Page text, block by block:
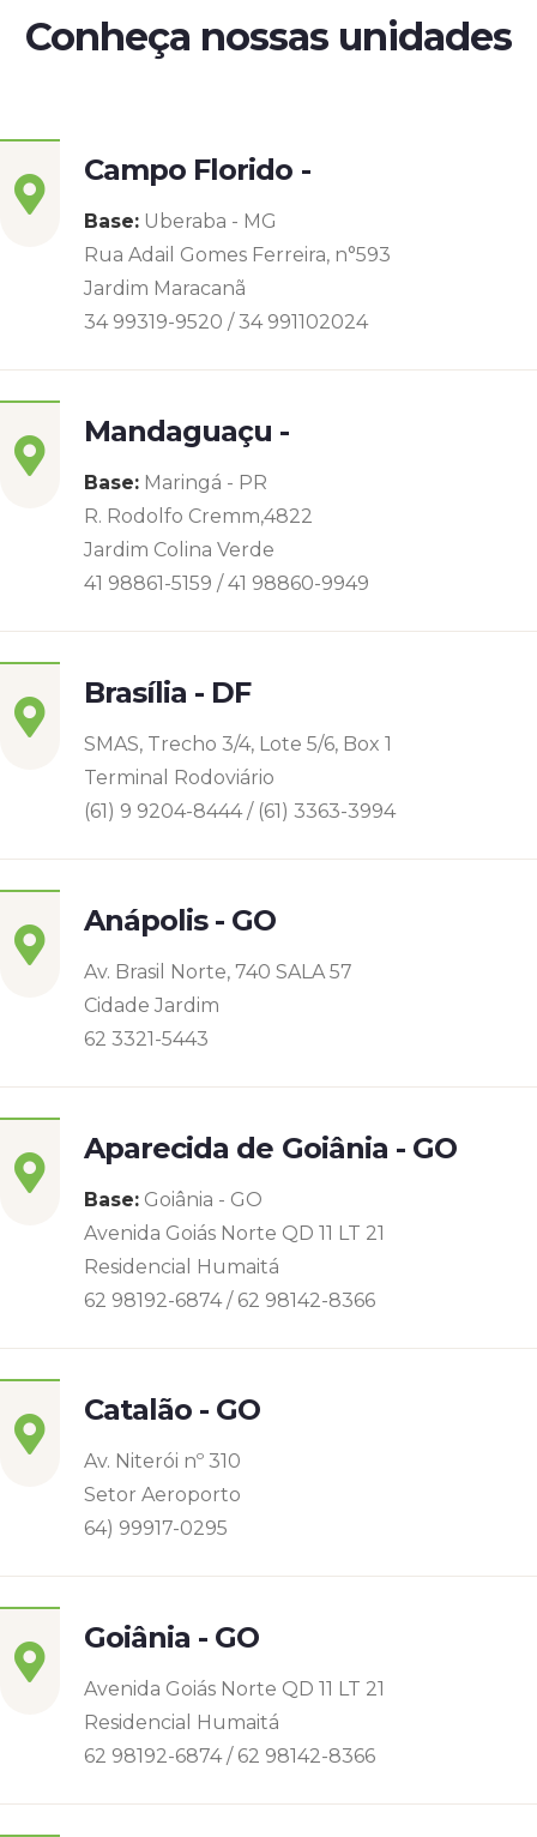
Conheça nossas unidades
Campo Florido -
Base: Uberaba - MG
Rua Adail Gomes Ferreira, n°593
Jardim Maracanã
34 99319-9520 / 34 991102024
Mandaguaçu -
Base: Maringá - PR
R. Rodolfo Cremm,4822
Jardim Colina Verde
41 98861-5159 / 41 98860-9949
Brasília - DF
SMAS, Trecho 3/4, Lote 5/6, Box 1
Terminal Rodoviário
(61) 9 9204-8444 / (61) 3363-3994
Anápolis - GO
Av. Brasil Norte, 740 SALA 57
Cidade Jardim
62 3321-5443
Aparecida de Goiânia - GO
Base: Goiânia - GO
Avenida Goiás Norte QD 11 LT 21
Residencial Humaitá
62 98192-6874 / 62 98142-8366
Catalão - GO
Av. Niterói nº 310
Setor Aeroporto
64) 99917-0295
Goiânia - GO
Avenida Goiás Norte QD 11 LT 21
Residencial Humaitá
62 98192-6874 / 62 98142-8366